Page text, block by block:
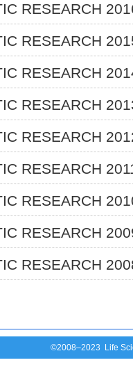
RESEARCH
RESEARCH
RESEARCH
RESEARCH
RESEARCH
RESEARCH
RESEARCH
RESEARCH
RESEARCH
©2008–2023 Life